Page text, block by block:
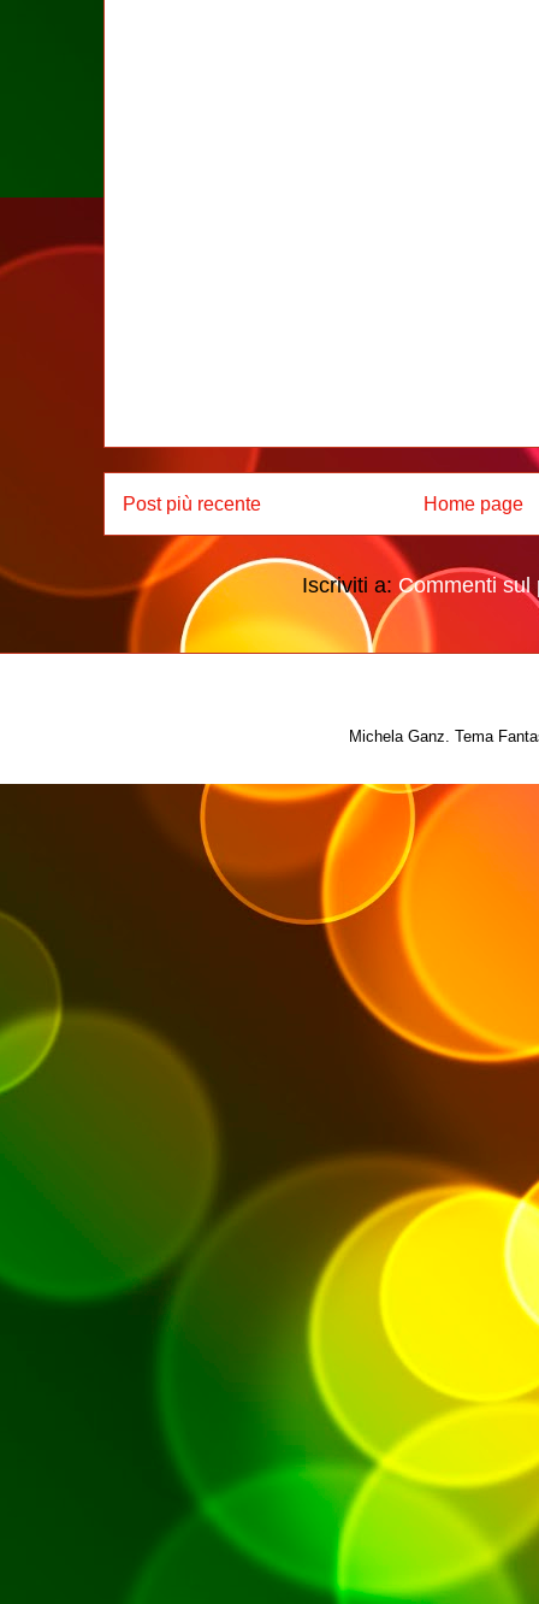
Post più recente Home page
Iscriviti a: Commenti sul
Michela Ganz. Tema